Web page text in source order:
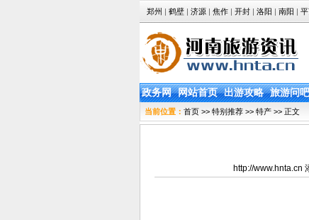
郑州 | 鹤壁 | 济源 | 焦作 | 开封 | 洛阳 | 南阳 |
政务网 网站首页 出游攻略 旅游问吧
当前位置： 首页 >> 特别推荐 >> 特产 >> 正文
http://www.hnta.cn